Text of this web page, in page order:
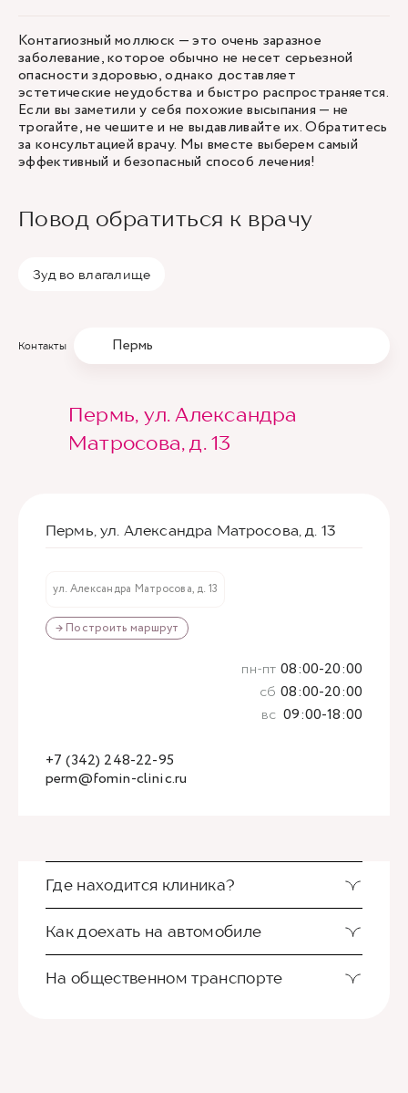
Контагиозный моллюск — это очень заразное
заболевание, которое обычно не несет серьезной
опасности здоровью, однако доставляет
эстетические неудобства и быстро распространяется.
Если вы заметили у себя похожие высыпания — не
трогайте, не чешите и не выдавливайте их. Обратитесь
за консультацией врачу. Мы вместе выберем самый
эффективный и безопасный способ лечения!
Повод обратиться к врачу
Зуд во влагалище
Контакты Пермь
Пермь, ул. Александра
Матросова, д. 13
Пермь, ул. Александра Матросова, д. 13
ул. Александра Матросова, д. 13
→ Построить маршрут
perm@fomin-clinic.ru
+7 (342) 248-22-95
пн-пт 08:00-20:00
сб 08:00-20:00
вс 09:00-18:00
Где находится клиника?
Как доехать на автомобиле
На общественном транспорте